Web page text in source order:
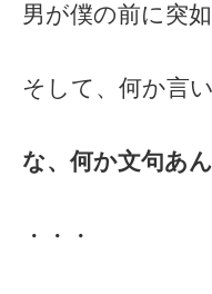
男が僕の前に突
そして、何か言
な、何か文句あ
・・・